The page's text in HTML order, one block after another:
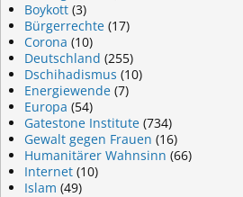
Boykott (3)
Bürgerrechte (17)
Corona (10)
Deutschland (255)
Dschihadismus (10)
Energiewende (7)
Europa (54)
Gatestone Institute (734)
Gewalt gegen Frauen (16)
Humanitärer Wahnsinn (66)
Internet (10)
Islam (49)